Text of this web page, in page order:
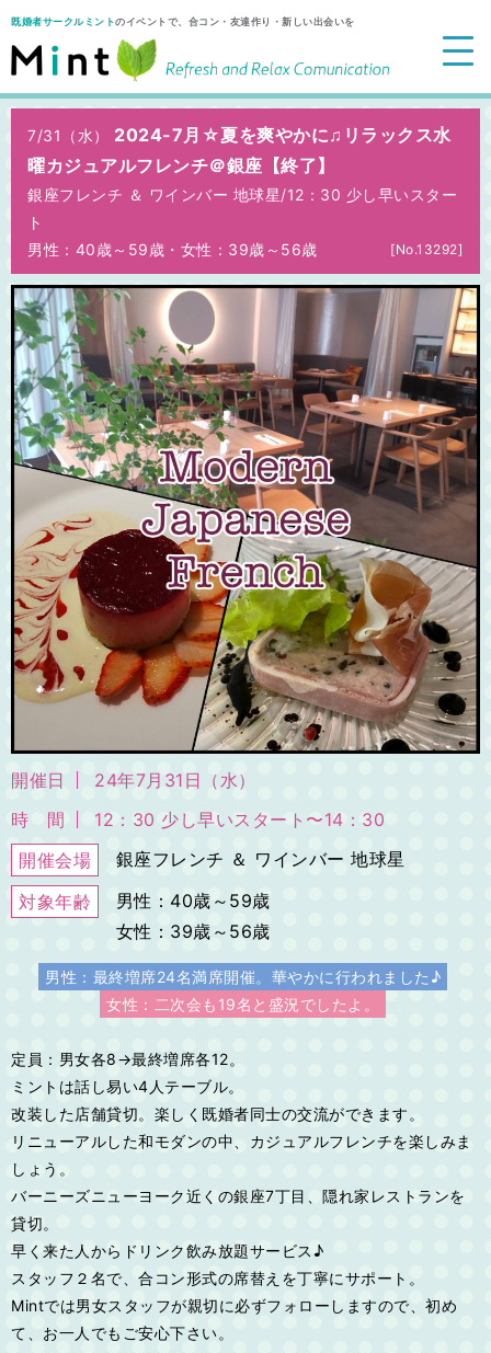
既婚者サークルミントのイベントで、合コン・友達作り・新しい出会いを
7/31（水）
2024-7月☆夏を爽やかに♫リラックス水
曜カジュアルフレンチ＠銀座【終了】
銀座フレンチ ＆ ワインバー 地球星/12：30 少し早いスター
ト
男性：40歳～59歳 ・ 女性：39歳～56歳 [No.13292]
開催日
24年7月31日（水）
時 間
12：30 少し早いスタート〜14：30
開催会場
銀座フレンチ ＆ ワインバー 地球星
対象年齢
男性：40歳～59歳
女性：39歳～56歳
男性：最終増席24名満席開催。華やかに行われました♪
女性：二次会も19名と盛況でしたよ。
定員：男女各8→最終増席各12。
ミントは話し易い4人テーブル。
改装した店舗貸切。楽しく既婚者同士の交流ができます。
リニューアルした和モダンの中、カジュアルフレンチを楽しみま
しょう。
バーニーズニューヨーク近くの銀座7丁目、隠れ家レストランを
貸切。
早く来た人からドリンク飲み放題サービス♪
スタッフ２名で、合コン形式の席替えを丁寧にサポート。
Mintでは男女スタッフが親切に必ずフォローしますので、初め
て、お一人でもご安心下さい。